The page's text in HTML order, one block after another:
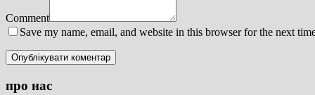
Comment
Save my name, email, and website in this browser for the next
про нас